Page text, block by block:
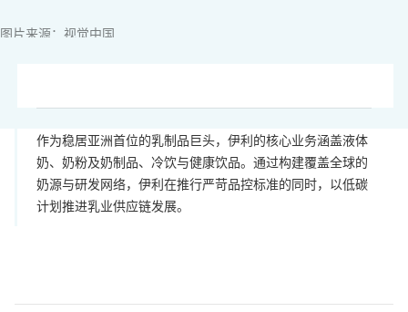
图片来源：视觉中国
作为稳居亚洲首位的乳制品巨头，伊利的核心业务涵盖液体
奶、奶粉及奶制品、冷饮与健康饮品。通过构建覆盖全球的
奶源与研发网络，伊利在推行严苛品控标准的同时，以低碳
计划推进乳业供应链发展。